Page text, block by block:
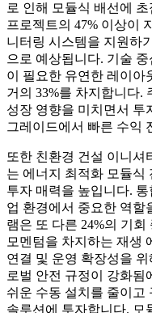
로 인해 모듈식 배선에
프로젝트의 47% 이상이
니터링 시스템을 지원하
으로 예상됩니다. 기술
이 필요한 유연한 레이아
거의 33%를 차지합니다.
성장 영향을 미치면서 투
그레이드에서 빠른 수익
또한 친환경 건설 이니셔
는 에너지 최적화 모듈식
투자 매력을 높입니다.
업 환경에서 중요한 역할
램은 또 다른 24%의 기
모멘텀을 차지하는 재생
연결 및 운영 확장성을
로벌 안전 규정이 강화됨
쉬운 수동 설치를 줄이고
솔루션에 투자합니다. 모